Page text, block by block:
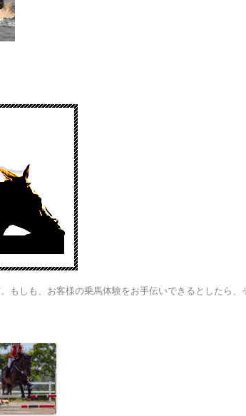
しも、お客様の乗馬体験をお手伝いできるとしたら